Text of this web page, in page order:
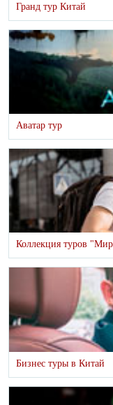
Гранд тур Китай
Аватар тур
Коллекция туров
Бизнес туры в Китай